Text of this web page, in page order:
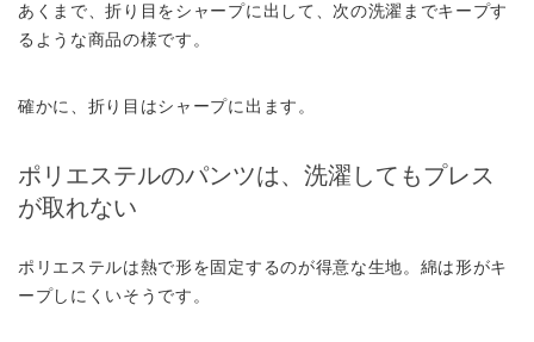
あくまで、折り目をシャープに出して、次の洗濯までキープす
るような商品の様です。
確かに、折り目はシャープに出ます。
ポリエステルのパンツは、洗濯してもプレス
が取れない
ポリエステルは熱で形を固定するのが得意な生地。綿は形がキ
ープしにくいそうです。